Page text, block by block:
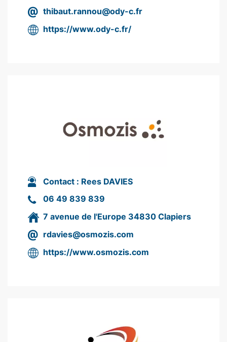
thibaut.rannou@ody-c.fr
https://www.ody-c.fr/
Contact : Rees DAVIES
06 49 839 839
7 avenue de l'Europe 34830 Clapiers
rdavies@osmozis.com
https://www.osmozis.com